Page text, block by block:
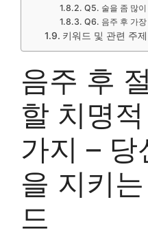
Q5. 술을 좀 많
Q6. 음주 후 가
키워드 및 관련 주제
음주 후
할 치명
가지 –
을 지키
드